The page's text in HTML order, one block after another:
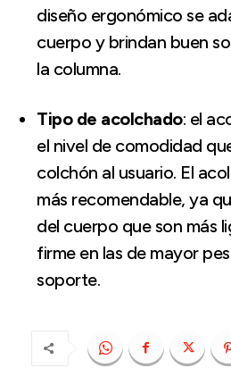
diseño ergonómico se
cuerpo y brindan buen
la columna.
Tipo de acolchado: el
el nivel de comodidad
colchón al usuario. El
más recomendable, ya
del cuerpo que son más
firme en las de mayor
soporte.